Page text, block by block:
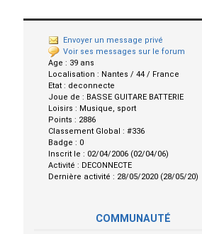
Envoyer un message privé
Voir ses messages sur le forum
Age : 39 ans
Localisation : Nantes / 44 / France
Etat : deconnecte
Joue de : BASSE GUITARE BATTERIE
Loisirs : Musique, sport
Points : 2886
Classement Global : #336
Badge : 0
Inscrit le : 02/04/2006 (02/04/06)
Activité : DECONNECTE
Dernière activité : 28/05/2020 (28/05/20)
COMMUNAUTÉ